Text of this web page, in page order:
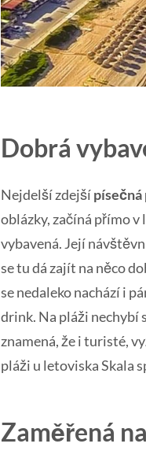
Dobrá
Nejdelší zdejšípísečná
oblázky, začíná přímo
vybavená. Její
se tu dá zajít na něco
se nedaleko nachází i
drink. Na pláži nechybí
znamená, že i turisté,
pláži u letoviska Skala
Zaměřená